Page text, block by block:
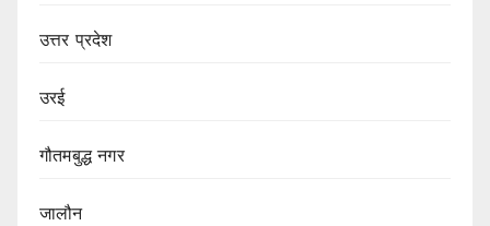
उत्तर प्रदेश
उरई
गौतमबुद्ध नगर
जालौन